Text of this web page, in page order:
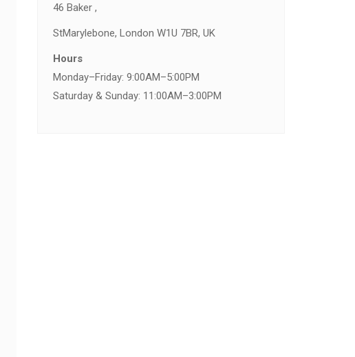
46 Baker ,
StMarylebone, London W1U 7BR, UK
Hours
Monday–Friday: 9:00AM–5:00PM
Saturday & Sunday: 11:00AM–3:00PM